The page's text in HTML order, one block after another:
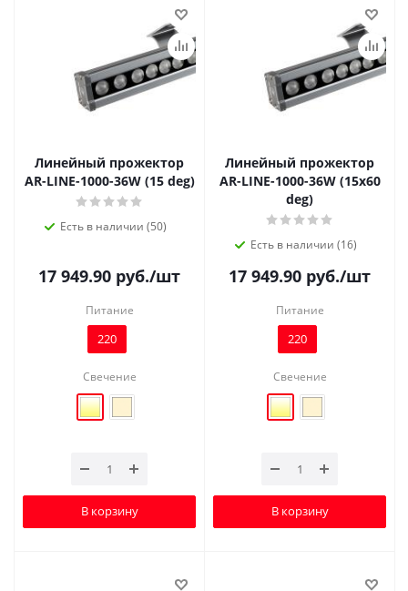
Линейный прожектор
AR-LINE-1000-36W (15 deg)
Есть в наличии (50)
17 949.90 руб./шт
Питание
220
Свечение
В корзину
Линейный прожектор
AR-LINE-1000-36W (15x60
deg)
Есть в наличии (16)
17 949.90 руб./шт
Питание
220
Свечение
В корзину